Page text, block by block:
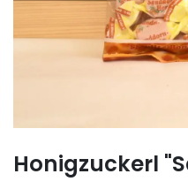
Honigzuckerl